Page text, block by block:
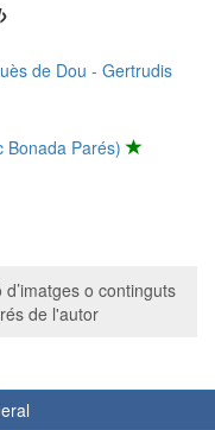
de Dou - Gertrudis
Bonada Parés)
o continguts
de l'autor